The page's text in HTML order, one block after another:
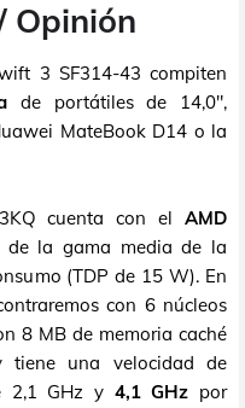
Opinión
3 SF314-43 compiten
de portátiles de 14,0",
MateBook D14 o la
cuenta con el AMD
de la gama media de la
(TDP de 15 W). En
con 6 núcleos
8 MB de memoria caché
una velocidad de
2,1 GHz y 4,1 GHz por